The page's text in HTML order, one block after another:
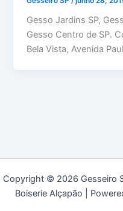
Gesso Jardins SP,
Gesso Centro de SP.
Bela Vista, Avenida
Copyright © 2026 Gesseiro
Boiserie Alçapão |